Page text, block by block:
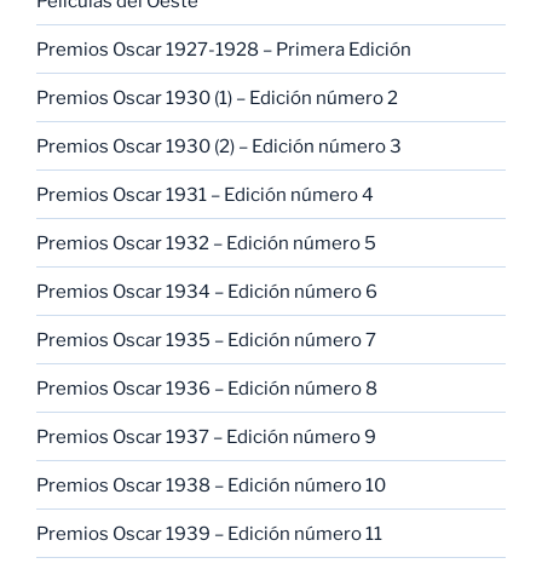
Premios Oscar 1927-1928 – Primera Edición
Premios Oscar 1930 (1) – Edición número 2
Premios Oscar 1930 (2) – Edición número 3
Premios Oscar 1931 – Edición número 4
Premios Oscar 1932 – Edición número 5
Premios Oscar 1934 – Edición número 6
Premios Oscar 1935 – Edición número 7
Premios Oscar 1936 – Edición número 8
Premios Oscar 1937 – Edición número 9
Premios Oscar 1938 – Edición número 10
Premios Oscar 1939 – Edición número 11